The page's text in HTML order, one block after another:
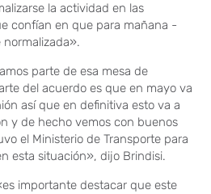
la actividad en las
confían en que para mañana -
parte de esa mesa de
del acuerdo es que en mayo va
así que en definitiva esto va a
y de hecho vemos con buenos
el Ministerio de Transporte para
esta situación», dijo Brindisi.
importante destacar que este